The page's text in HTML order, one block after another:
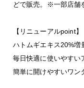
どで販売。※一部店舗
【リニューアルpoint】
ハトムギエキス20%増
毎日快適に使いやすい
簡単に開けやすいワン